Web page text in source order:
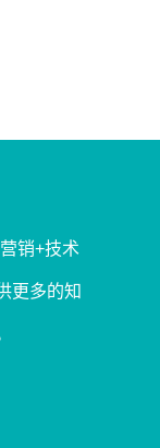
销+技术
更多的知